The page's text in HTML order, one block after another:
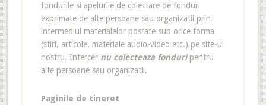
fondurile si apelurile de colectare de fonduri
exprimate de alte persoane sau organizatii prin
intermediul materialelor postate sub orice forma
(stiri, articole, materiale audio-video etc.) pe site-ul
nostru. Intercer nu colecteaza fonduripentru
alte persoane sau organizatii.
Paginile de tineret